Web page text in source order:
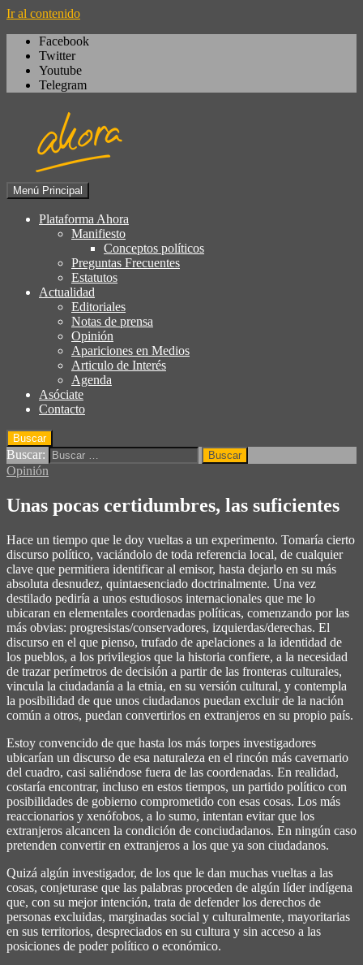
Ir al contenido
Facebook
Twitter
Youtube
Telegram
Plataforma Ahora
socialdemocracia, regeneración,
ciudadanía, laicismo, europeísmo
Menú Principal
Plataforma Ahora
Manifiesto
Conceptos políticos
Preguntas Frecuentes
Estatutos
Actualidad
Editoriales
Notas de prensa
Opinión
Apariciones en Medios
Articulo de Interés
Agenda
Asóciate
Contacto
Buscar
Buscar:
Opinión
Unas pocas certidumbres, las suficientes
Hace un tiempo que le doy vueltas a un experimento. Tomaría cierto
discurso político, vaciándolo de toda referencia local, de cualquier
clave que permitiera identificar al emisor, hasta dejarlo en su más
absoluta desnudez, quintaesenciado doctrinalmente. Una vez
destilado pediría a unos estudiosos internacionales que me lo
ubicaran en elementales coordenadas políticas, comenzando por las
más obvias: progresistas/conservadores, izquierdas/derechas. El
discurso en el que pienso, trufado de apelaciones a la identidad de
los pueblos, a los privilegios que la historia confiere, a la necesidad
de trazar perímetros de decisión a partir de las fronteras culturales,
vincula la ciudadanía a la etnia, en su versión cultural, y contempla
la posibilidad de que unos ciudadanos puedan excluir de la nación
común a otros, puedan convertirlos en extranjeros en su propio país.
Estoy convencido de que hasta los más torpes investigadores
ubicarían un discurso de esa naturaleza en el rincón más cavernario
del cuadro, casi saliéndose fuera de las coordenadas. En realidad,
costaría encontrar, incluso en estos tiempos, un partido político con
posibilidades de gobierno comprometido con esas cosas. Los más
reaccionarios y xenófobos, a lo sumo, intentan evitar que los
extranjeros alcancen la condición de conciudadanos. En ningún caso
pretenden convertir en extranjeros a los que ya son ciudadanos.
Quizá algún investigador, de los que le dan muchas vueltas a las
cosas, conjeturase que las palabras proceden de algún líder indígena
que, con su mejor intención, trata de defender los derechos de
personas excluidas, marginadas social y culturalmente, mayoritarias
en sus territorios, despreciados en su cultura y sin acceso a las
posiciones de poder político o económico.